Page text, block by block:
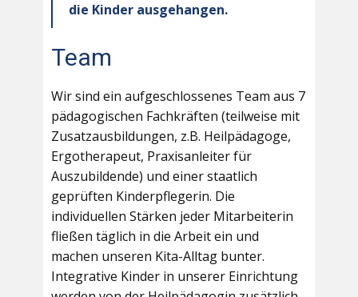
die Kinder ausgehangen.
Team
Wir sind ein aufgeschlossenes Team aus 7
pädagogischen Fachkräften (teilweise mit
Zusatzausbildungen, z.B. Heilpädagoge,
Ergotherapeut, Praxisanleiter für
Auszubildende) und einer staatlich
geprüften Kinderpflegerin. Die
individuellen Stärken jeder Mitarbeiterin
fließen täglich in die Arbeit ein und
machen unseren Kita-Alltag bunter.
Integrative Kinder in unserer Einrichtung